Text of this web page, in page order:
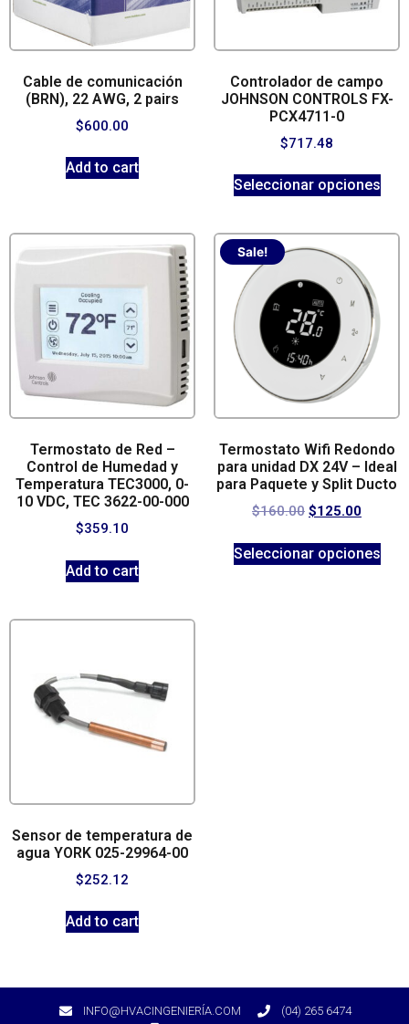
Cable de comunicación
(BRN), 22 AWG, 2 pairs
$600.00
Add to cart
Controlador de campo
JOHNSON CONTROLS FX-
PCX4711-0
$717.48
Seleccionar opciones
Termostato de Red –
Control de Humedad y
Temperatura TEC3000, 0-
10 VDC, TEC 3622-00-000
$359.10
Add to cart
Sale!
Termostato Wifi Redondo
para unidad DX 24V – Ideal
para Paquete y Split Ducto
$160.00 $125.00
Seleccionar opciones
Sensor de temperatura de
agua YORK 025-29964-00
$252.12
Add to cart
INFO@HVACINGENIERÍA.COM
(04) 265 6474